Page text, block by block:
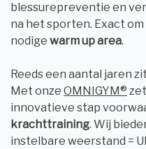
blessurepreventie en
na het sporten. Exact
nodige warm up area.
Reeds een aantal jaren zit
Met onze OMNIGYM®
innovatieve stap
krachttraining. Wij
instelbare weerstand =